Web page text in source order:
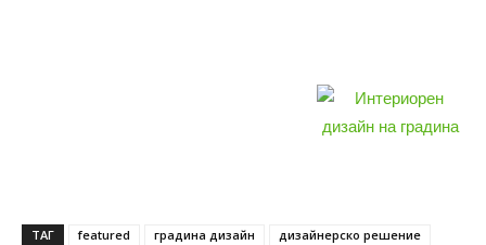
ТАГ featured градина дизайн
дизайнерско решение